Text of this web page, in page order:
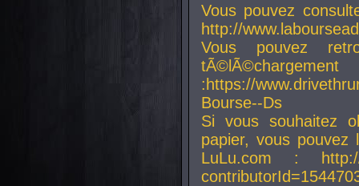
Vous pouvez
http://
Vous pouvez
:https://
Bourse--Ds
Si vous souhaitez
papier, vous
LuLu.com : http://